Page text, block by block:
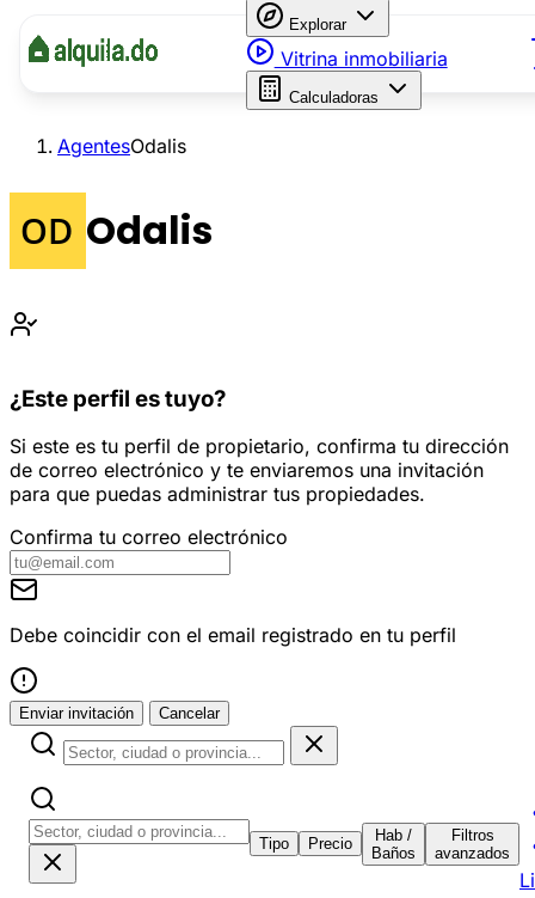
Explorar
Vitrina inmobiliaria
Calculadoras
AgentesOdalis
Odalis
¿Este perfil es tuyo?
Si este es tu perfil de propietario, confirma tu dirección
de correo electrónico y te enviaremos una invitación
para que puedas administrar tus propiedades.
Confirma tu correo electrónico
Debe coincidir con el email registrado en tu perfil
Enviar invitación Cancelar
Tipo Precio
Hab /
Baños
Filtros
avanzados